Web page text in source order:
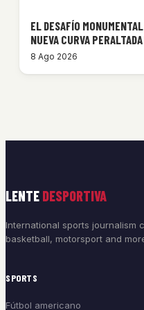
EL DESAFÍO
NUEVA CURVA
8 Ago 2026
LENTE DESPORTIVA
International sports journalism
basketball, motorsport and
SPORTS
Fútbol americano